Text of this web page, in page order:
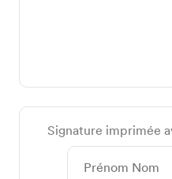
Signature imprimée